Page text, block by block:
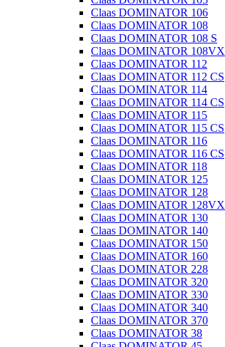
Claas DOMINATOR 106
Claas DOMINATOR 108
Claas DOMINATOR 108 S
Claas DOMINATOR 108VX
Claas DOMINATOR 112
Claas DOMINATOR 112 CS
Claas DOMINATOR 114
Claas DOMINATOR 114 CS
Claas DOMINATOR 115
Claas DOMINATOR 115 CS
Claas DOMINATOR 116
Claas DOMINATOR 116 CS
Claas DOMINATOR 118
Claas DOMINATOR 125
Claas DOMINATOR 128
Claas DOMINATOR 128VX
Claas DOMINATOR 130
Claas DOMINATOR 140
Claas DOMINATOR 150
Claas DOMINATOR 160
Claas DOMINATOR 228
Claas DOMINATOR 320
Claas DOMINATOR 330
Claas DOMINATOR 340
Claas DOMINATOR 370
Claas DOMINATOR 38